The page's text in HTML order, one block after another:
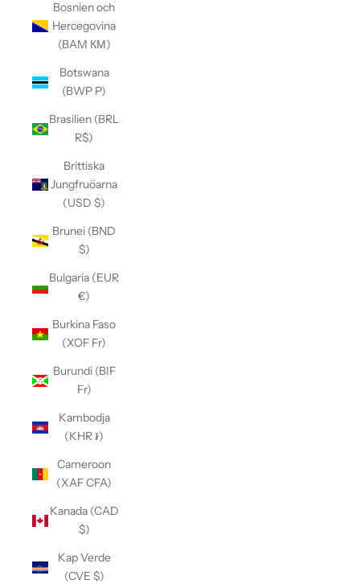
Bosnien och
Hercegovina
(BAM КМ)
Botswana
(BWP P)
Brasilien (BRL
R$)
Brittiska
Jungfruöarna
(USD $)
Brunei (BND
$)
Bulgaria (EUR
€)
Burkina Faso
(XOF Fr)
Burundi (BIF
Fr)
Kambodja
(KHR ៛)
Cameroon
(XAF CFA)
Kanada (CAD
$)
Kap Verde
(CVE $)